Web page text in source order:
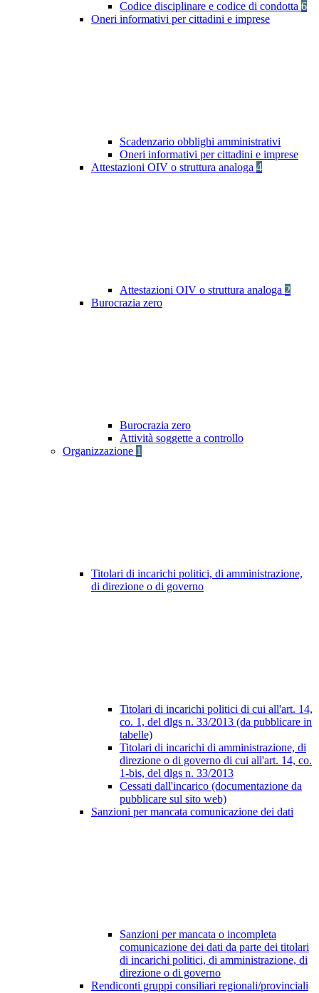
Codice disciplinare e codice di condotta 6
Oneri informativi per cittadini e imprese
Scadenzario obblighi amministrativi
Oneri informativi per cittadini e imprese
Attestazioni OIV o struttura analoga 4
Attestazioni OIV o struttura analoga 2
Burocrazia zero
Burocrazia zero
Attività soggette a controllo
Organizzazione 1
Titolari di incarichi politici, di amministrazione,
di direzione o di governo
Titolari di incarichi politici di cui all'art. 14,
co. 1, del dlgs n. 33/2013 (da pubblicare in
tabelle)
Titolari di incarichi di amministrazione, di
direzione o di governo di cui all'art. 14, co.
1-bis, del dlgs n. 33/2013
Cessati dall'incarico (documentazione da
pubblicare sul sito web)
Sanzioni per mancata comunicazione dei dati
Sanzioni per mancata o incompleta
comunicazione dei dati da parte dei titolari
di incarichi politici, di amministrazione, di
direzione o di governo
Rendiconti gruppi consiliari regionali/provinciali